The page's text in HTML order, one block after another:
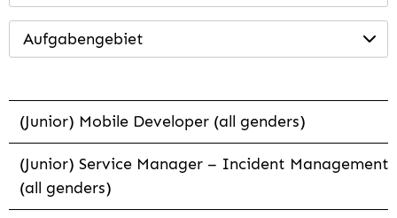
Aufgabengebiet
(Junior) Mobile Developer (all genders)
(Junior) Service Manager – Incident Management
(all genders)